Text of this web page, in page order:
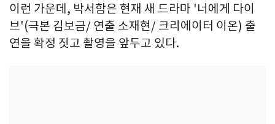
이런 가운데, 박서함은 현재 새 드라마 '너에게 다이
브'(극본 김보금/ 연출 소재현/ 크리에이터 이온) 출
연을 확정 짓고 촬영을 앞두고 있다.